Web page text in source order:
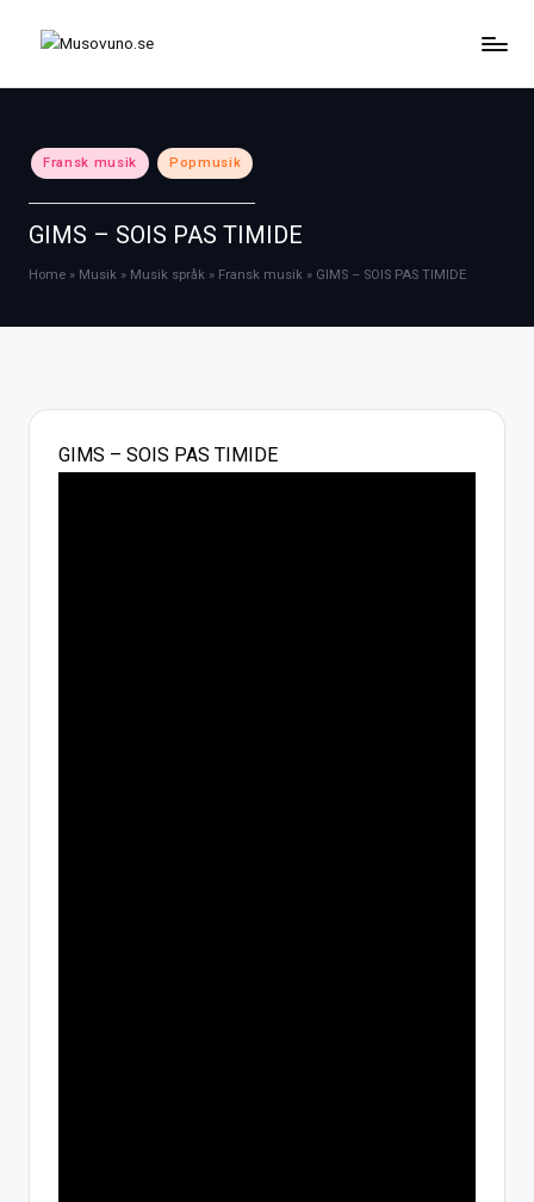
Posted
in
Fransk musik Popmusik
GIMS – SOIS PAS TIMIDE
Home » Musik » Musik språk » Fransk musik » GIMS – SOIS PAS TIMIDE
GIMS – SOIS PAS TIMIDE